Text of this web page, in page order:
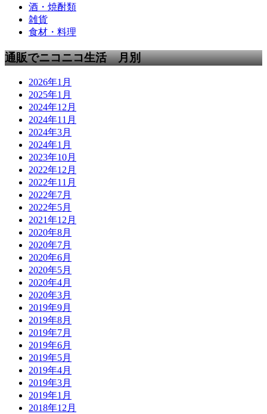
酒・焼酎類
雑貨
食材・料理
通販でニコニコ生活 月別
2026年1月
2025年1月
2024年12月
2024年11月
2024年3月
2024年1月
2023年10月
2022年12月
2022年11月
2022年7月
2022年5月
2021年12月
2020年8月
2020年7月
2020年6月
2020年5月
2020年4月
2020年3月
2019年9月
2019年8月
2019年7月
2019年6月
2019年5月
2019年4月
2019年3月
2019年1月
2018年12月